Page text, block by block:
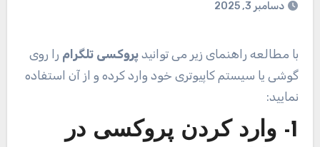
دسامبر 3, 2025
با مطالعه راهنمای زیر می توانید پروکسی تلگرام را روی
گوشی یا سیستم کاپیوتری خود وارد کرده و از آن استفاده
نمایید:
1- وارد کردن پروکسی در